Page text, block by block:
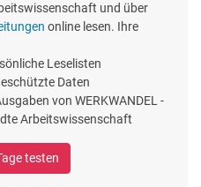
und über
online lesen. Ihre
Leselisten
Daten
von WERKWANDEL -
Arbeitswissenschaft
testen